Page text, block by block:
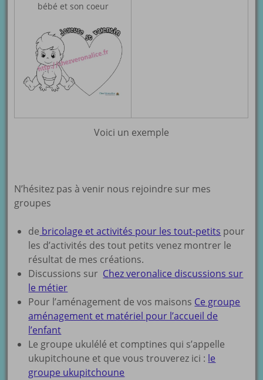
bébé et son coeur
Voici un exemple
N’hésitez pas à venir nous rejoindre sur mes
groupes
de bricolage et activités pour les tout-petits pour
les d’activités des tout petits venez montrer le
résultat de mes créations.
Discussions sur Chez veronalice discussions sur
le métier
Pour l’aménagement de vos maisons Ce groupe
aménagement et matériel pour l’accueil de
l’enfant
Le groupe ukulélé et comptines qui s’appelle
ukupitchoune et que vous trouverez ici : le
groupe ukupitchoune